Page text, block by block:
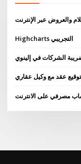
والعروض عبر الإنترنت
Highcharts التجريبي
الشركات في إلينوي
عقد مع وكيل عقاري